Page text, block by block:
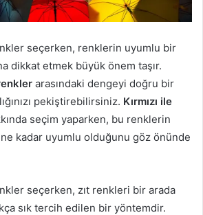
seçerken, renklerin uyumlu bir
dikkat etmek büyük önem taşır.
arasındaki dengeyi doğru bir
pekiştirebilirsiniz. Kırmızı ile
seçim yaparken, bu renklerin
kadar uyumlu olduğunu göz önünde
seçerken, zıt renkleri bir arada
sık tercih edilen bir yöntemdir.